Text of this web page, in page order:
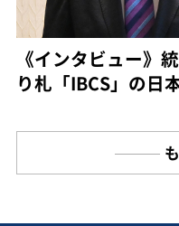
《インタビュー》
り札「IBCS」の日